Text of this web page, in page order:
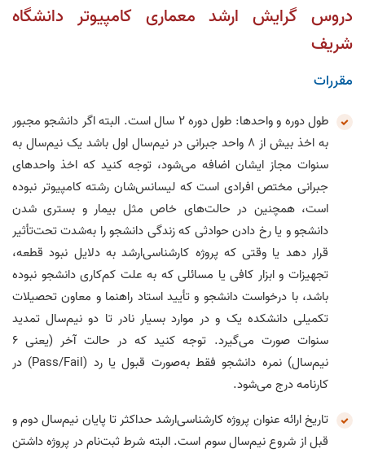
دروس گرایش ارشد معماری کامپیوتر دانشگاه
شریف
مقررات
طول دوره و واحدها: طول دوره ۲ سال است. البته اگر دانشجو مجبور
به اخذ بیش از ۸ واحد جبرانی در نیم‌سال اول باشد یک نیم‌سال به
سنوات مجاز ایشان اضافه می‌شود، توجه کنید که اخذ واحدهای
جبرانی مختص افرادی است که لیسانس‌شان رشته کامپیوتر نبوده
است، همچنین در حالت‌های خاص مثل بیمار و بستری شدن
دانشجو و یا رخ دادن حوادثی که زندگی دانشجو را به‌شدت تحت‌تأثیر
قرار دهد یا وقتی که پروژه کارشناسی‌ارشد به دلایل نبود قطعه،
تجهیزات و ابزار کافی یا مسائلی که به علت کم‌کاری دانشجو نبوده
باشد، با درخواست دانشجو و تأیید استاد راهنما و معاون تحصیلات
تکمیلی دانشکده یک و در موارد بسیار نادر تا دو نیم‌سال تمدید
سنوات صورت می‌گیرد. توجه کنید که در حالت آخر (یعنی ۶
نیم‌سال) نمره دانشجو فقط به‌صورت قبول یا رد (Pass/Fail) در
کارنامه درج می‌شود.
تاریخ ارائه عنوان پروژه کارشناسی‌ارشد حداکثر تا پایان نیم‌سال دوم و
قبل از شروع نیم‌سال سوم است. البته شرط ثبت‌نام در پروژه داشتن